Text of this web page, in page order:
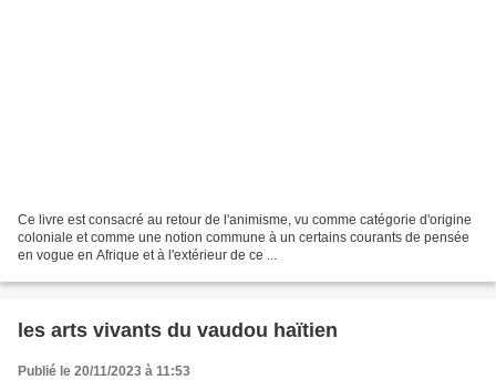
Ce livre est consacré au retour de l'animisme, vu comme catégorie d'origine
coloniale et comme une notion commune à un certains courants de pensée
en vogue en Afrique et à l'extérieur de ce ...
les arts vivants du vaudou haïtien
Publié le 20/11/2023 à 11:53